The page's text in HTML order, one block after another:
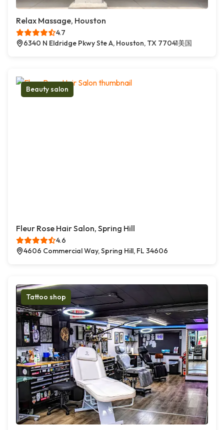
Relax Massage, Houston
4.7
6340 N Eldridge Pkwy Ste A, Houston, TX 77041美国
Beauty salon
Fleur Rose Hair Salon, Spring Hill
4.6
4606 Commercial Way, Spring Hill, FL 34606
Tattoo shop